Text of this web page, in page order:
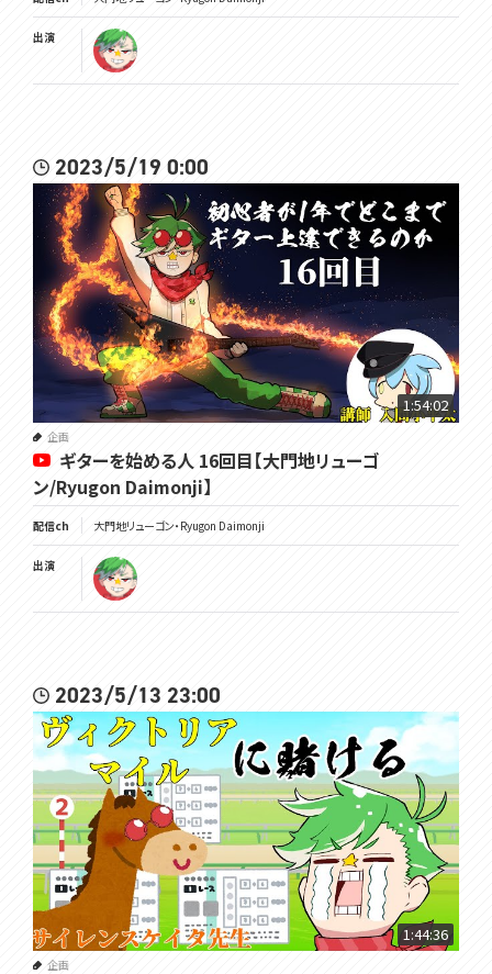
出演
2023/5/19 0:00
1:54:02
企画
ギターを始める人 16回目【大門地リューゴ
ン/Ryugon Daimonji】
配信ch 大門地リューゴン・Ryugon Daimonji
出演
2023/5/13 23:00
1:44:36
企画